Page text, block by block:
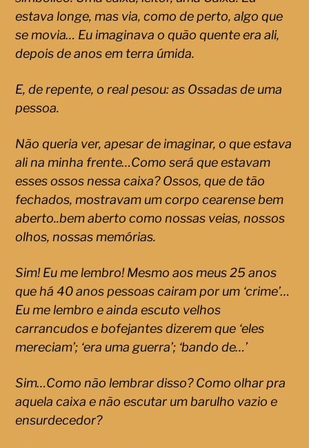
estava longe, mas via, como de perto, algo que
se movia… Eu imaginava o quão quente era ali,
depois de anos em terra úmida.
E, de repente, o real pesou: as Ossadas de uma
pessoa.
Não queria ver, apesar de imaginar, o que estava
ali na minha frente…Como será que estavam
esses ossos nessa caixa? Ossos, que de tão
fechados, mostravam um corpo cearense bem
aberto..bem aberto como nossas veias, nossos
olhos, nossas memórias.
Sim! Eu me lembro! Mesmo aos meus 25 anos
que há 40 anos pessoas cairam por um ‘crime’…
Eu me lembro e ainda escuto velhos
carrancudos e bofejantes dizerem que ‘eles
mereciam’; ‘era uma guerra’; ‘bando de…’
Sim…Como não lembrar disso? Como olhar pra
aquela caixa e não escutar um barulho vazio e
ensurdecedor?